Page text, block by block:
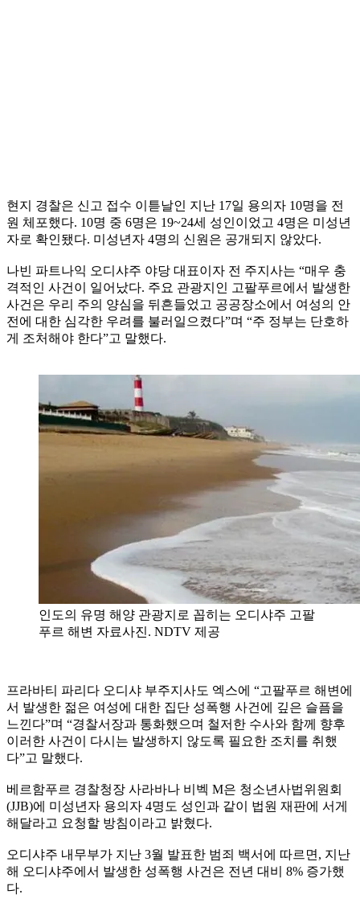
현지 경찰은 신고 접수 이튿날인 지난 17일 용의자 10명을 전
원 체포했다. 10명 중 6명은 19~24세 성인이었고 4명은 미성년
자로 확인됐다. 미성년자 4명의 신원은 공개되지 않았다.
나빈 파트나익 오디샤주 야당 대표이자 전 주지사는 “매우 충
격적인 사건이 일어났다. 주요 관광지인 고팔푸르에서 발생한
사건은 우리 주의 양심을 뒤흔들었고 공공장소에서 여성의 안
전에 대한 심각한 우려를 불러일으켰다”며 “주 정부는 단호하
게 조처해야 한다”고 말했다.
인도의 유명 해양 관광지로 꼽히는 오디샤주 고팔
푸르 해변 자료사진. NDTV 제공
프라바티 파리다 오디샤 부주지사도 엑스에 “고팔푸르 해변에
서 발생한 젊은 여성에 대한 집단 성폭행 사건에 깊은 슬픔을
느낀다”며 “경찰서장과 통화했으며 철저한 수사와 함께 향후
이러한 사건이 다시는 발생하지 않도록 필요한 조치를 취했
다”고 말했다.
베르함푸르 경찰청장 사라바나 비벡 M은 청소년사법위원회
(JJB)에 미성년자 용의자 4명도 성인과 같이 법원 재판에 서게
해달라고 요청할 방침이라고 밝혔다.
오디샤주 내무부가 지난 3월 발표한 범죄 백서에 따르면, 지난
해 오디샤주에서 발생한 성폭행 사건은 전년 대비 8% 증가했
다.